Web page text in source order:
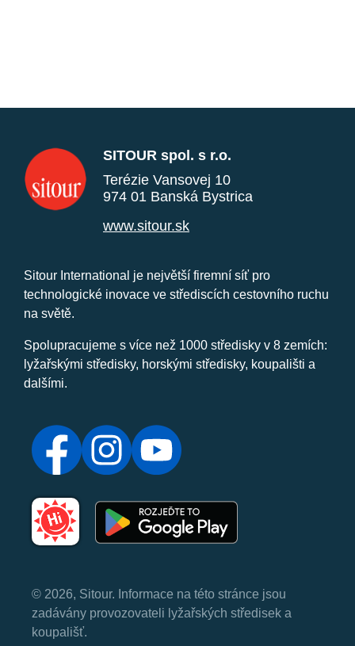
SITOUR spol. s r.o.
Terézie Vansovej 10
974 01 Banská Bystrica
www.sitour.sk
Sitour International je největší firemní síť pro
technologické inovace ve střediscích cestovního ruchu
na světě.
Spolupracujeme s více než 1000 středisky v 8 zemích:
lyžařskými středisky, horskými středisky, koupališti a
dalšími.
© 2026, Sitour. Informace na této stránce jsou
zadávány provozovateli lyžařských středisek a
koupališť.